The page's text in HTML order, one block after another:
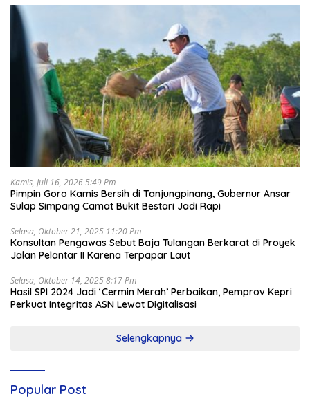
Kamis, Juli 16, 2026 5:49 Pm
Pimpin Goro Kamis Bersih di Tanjungpinang, Gubernur Ansar
Sulap Simpang Camat Bukit Bestari Jadi Rapi
Selasa, Oktober 21, 2025 11:20 Pm
Konsultan Pengawas Sebut Baja Tulangan Berkarat di Proyek
Jalan Pelantar II Karena Terpapar Laut
Selasa, Oktober 14, 2025 8:17 Pm
Hasil SPI 2024 Jadi ‘Cermin Merah’ Perbaikan, Pemprov Kepri
Perkuat Integritas ASN Lewat Digitalisasi
Selengkapnya
Popular Post